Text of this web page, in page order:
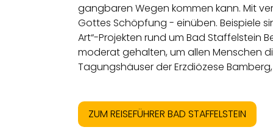
gangbaren Wegen kommen kann. Mit
Gottes Schöpfung - einüben. Beispiele
Art“-Projekten rund um Bad Staffelstein
moderat gehalten, um allen Menschen
Tagungshäuser der Erzdiözese
ZUM REISEFÜHRER BAD STAFFELSTEIN